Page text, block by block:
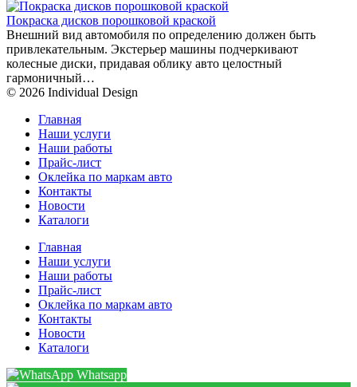
Покраска дисков порошковой краской
Внешний вид автомобиля по определению должен быть
привлекательным. Экстерьер машины подчеркивают
колесные диски, придавая облику авто целостный
гармоничный…
© 2026 Individual Design
Главная
Наши услуги
Наши работы
Прайс-лист
Оклейка по маркам авто
Контакты
Новости
Каталоги
Главная
Наши услуги
Наши работы
Прайс-лист
Оклейка по маркам авто
Контакты
Новости
Каталоги
Whatsapp